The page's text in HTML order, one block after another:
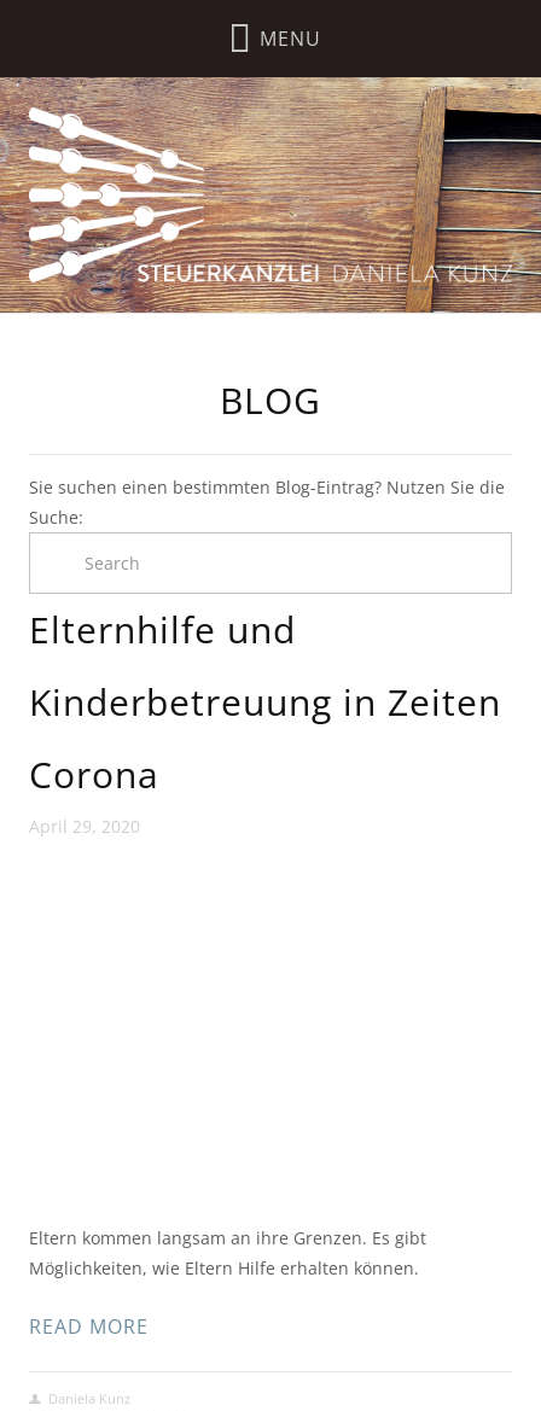
BLOG
Sie suchen einen bestimmten Blog-Eintrag? Nutzen Sie die
Suche:
Elternhilfe und
Kinderbetreuung in Zeiten
Corona
April 29, 2020
Eltern kommen langsam an ihre Grenzen. Es gibt
Möglichkeiten, wie Eltern Hilfe erhalten können.
READ MORE
Daniela Kunz